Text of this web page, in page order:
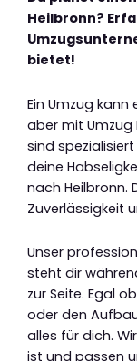
Heilbronn?
bietet!
Ein Umzug
aber mit Umzug
sind
deine
nach Heilbronn.
Zuverlässigkeit
Unser
steht dir
zur Seite. Egal
oder den
alles für dich.
ist und passen